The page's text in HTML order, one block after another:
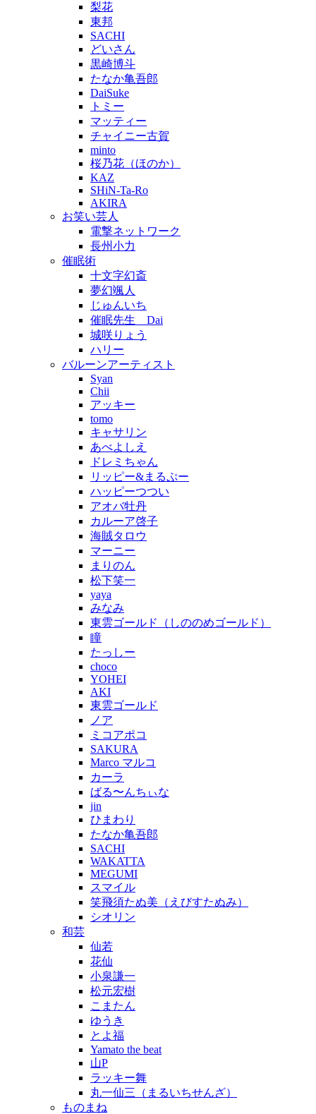
梨花
東邦
SACHI
どいさん
黒崎博斗
たなか亀吾郎
DaiSuke
トミー
マッティー
チャイニー古賀
minto
桜乃花（ほのか）
KAZ
SHiN-Ta-Ro
AKIRA
お笑い芸人
電撃ネットワーク
長州小力
催眠術
十文字幻斎
夢幻颯人
じゅんいち
催眠先生 Dai
城咲りょう
ハリー
バルーンアーティスト
Syan
Chii
アッキー
tomo
キャサリン
あべよしえ
ドレミちゃん
リッピー&まるぷー
ハッピーつつい
アオバ牡丹
カルーア啓子
海賊タロウ
マーニー
まりのん
松下笑一
yaya
みなみ
東雲ゴールド（しののめゴールド）
瞳
たっしー
choco
YOHEI
AKI
東雲ゴールド
ノア
ミコアポコ
SAKURA
Marco マルコ
カーラ
ばる〜んちぃな
jin
ひまわり
たなか亀吾郎
SACHI
WAKATTA
MEGUMI
スマイル
笑飛須たぬ美（えびすたぬみ）
シオリン
和芸
仙若
花仙
小泉謙一
松元宏樹
こまたん
ゆうき
とよ福
Yamato the beat
山P
ラッキー舞
丸一仙三（まるいちせんざ）
ものまね